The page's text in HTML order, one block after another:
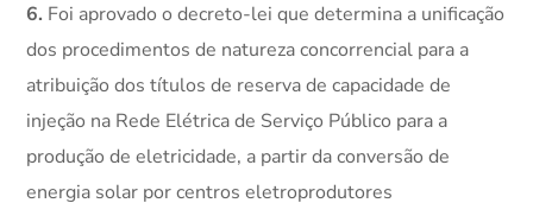
6. Foi aprovado o decreto-lei que determina a unificação
dos procedimentos de natureza concorrencial para a
atribuição dos títulos de reserva de capacidade de
injeção na Rede Elétrica de Serviço Público para a
produção de eletricidade, a partir da conversão de
energia solar por centros eletroprodutores